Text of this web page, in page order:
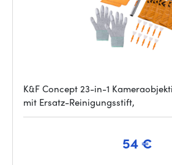
K&F Concept 23-in-1
mit Ersatz-Reinigungsstift,
54 €